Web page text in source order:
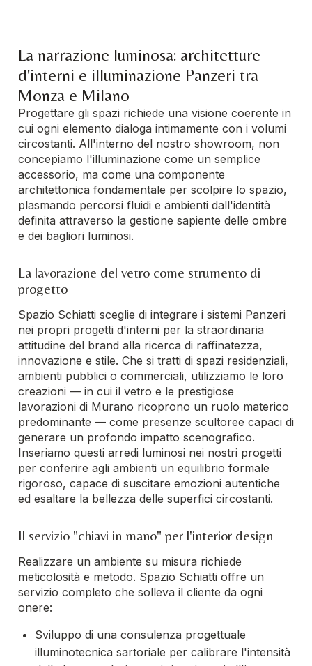
La narrazione luminosa: architetture
d'interni e illuminazione Panzeri tra
Monza e Milano
Progettare gli spazi richiede una visione coerente in
cui ogni elemento dialoga intimamente con i volumi
circostanti. All'interno del nostro showroom, non
concepiamo l'illuminazione come un semplice
accessorio, ma come una componente
architettonica fondamentale per scolpire lo spazio,
plasmando percorsi fluidi e ambienti dall'identità
definita attraverso la gestione sapiente delle ombre
e dei bagliori luminosi.
La lavorazione del vetro come strumento di
progetto
Spazio Schiatti sceglie di integrare i sistemi Panzeri
nei propri progetti d'interni per la straordinaria
attitudine del brand alla ricerca di raffinatezza,
innovazione e stile. Che si tratti di spazi residenziali,
ambienti pubblici o commerciali, utilizziamo le loro
creazioni — in cui il vetro e le prestigiose
lavorazioni di Murano ricoprono un ruolo materico
predominante — come presenze scultoree capaci di
generare un profondo impatto scenografico.
Inseriamo questi arredi luminosi nei nostri progetti
per conferire agli ambienti un equilibrio formale
rigoroso, capace di suscitare emozioni autentiche
ed esaltare la bellezza delle superfici circostanti.
Il servizio "chiavi in mano" per l'interior design
Realizzare un ambiente su misura richiede
meticolosità e metodo. Spazio Schiatti offre un
servizio completo che solleva il cliente da ogni
onere:
Sviluppo di una consulenza progettuale
illuminotecnica sartoriale per calibrare l'intensità